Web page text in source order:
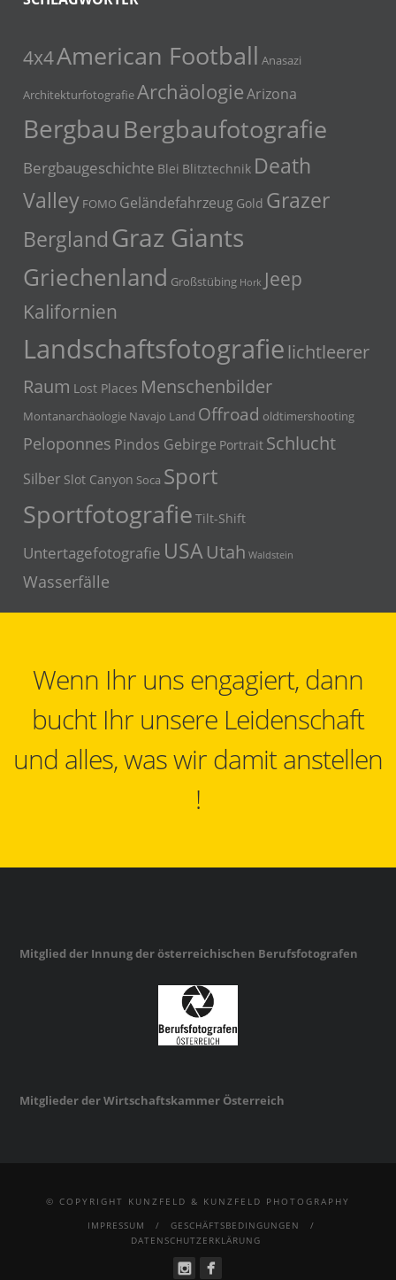
4x4American Football Anasazi
ArchitekturfotografieArchäologieArizona
BergbauBergbaufotografie
Bergbaugeschichte Blei Blitztechnik Death
Valley FOMO Geländefahrzeug Gold Grazer
Bergland Graz Giants
Griechenland Großstübing Hork Jeep
Kalifornien
Landschaftsfotografie lichtleerer
Raum Lost Places Menschenbilder
Montanarchäologie Navajo Land Offroad oldtimershooting
Peloponnes Pindos Gebirge Portrait Schlucht
Silber Slot Canyon Soca Sport
Sportfotografie Tilt-Shift
Untertagefotografie USAUtah Waldstein
Wasserfälle
Wenn Ihr uns engagiert, dann
bucht Ihr unsere Leidenschaft
und alles, was wir damit anstellen
!
Mitglied der Innung der österreichischen Berufsfotografen
Mitglieder der Wirtschaftskammer Österreich
© COPYRIGHT KUNZFELD & KUNZFELD PHOTOGRAPHY
IMPRESSUM
GESCHÄFTSBEDINGUNGEN
DATENSCHUTZERKLÄRUNG